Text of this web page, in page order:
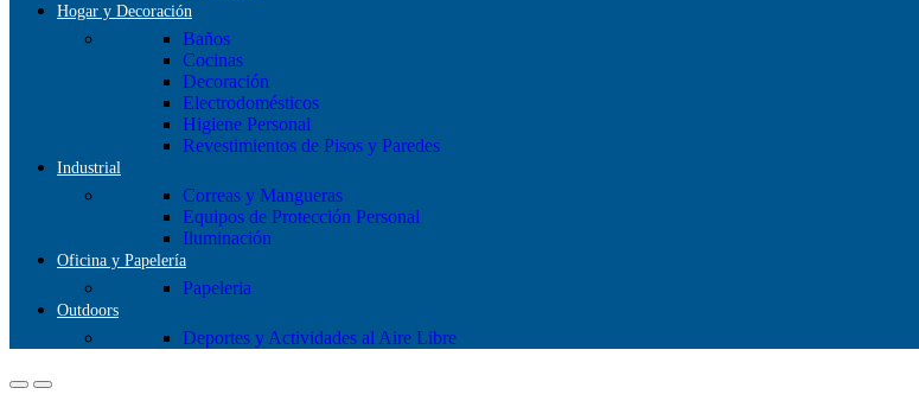
Hogar y Decoración
Baños
Cocinas
Decoración
Electrodomésticos
Higiene Personal
Revestimientos de Pisos y Paredes
Industrial
Correas y Mangueras
Equipos de Protección Personal
Iluminación
Oficina y Papelería
Papeleria
Outdoors
Deportes y Actividades al Aire Libre